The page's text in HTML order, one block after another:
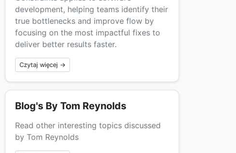
development, helping teams identify their
true bottlenecks and improve flow by
focusing on the most impactful fixes to
deliver better results faster.
Czytaj więcej →
Blog's By Tom Reynolds
Read other interesting topics discussed
by Tom Reynolds